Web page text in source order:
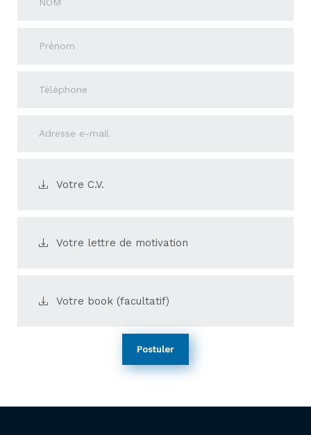
Votre C.V.
Votre lettre de motivation
Votre book (facultatif)
Postuler